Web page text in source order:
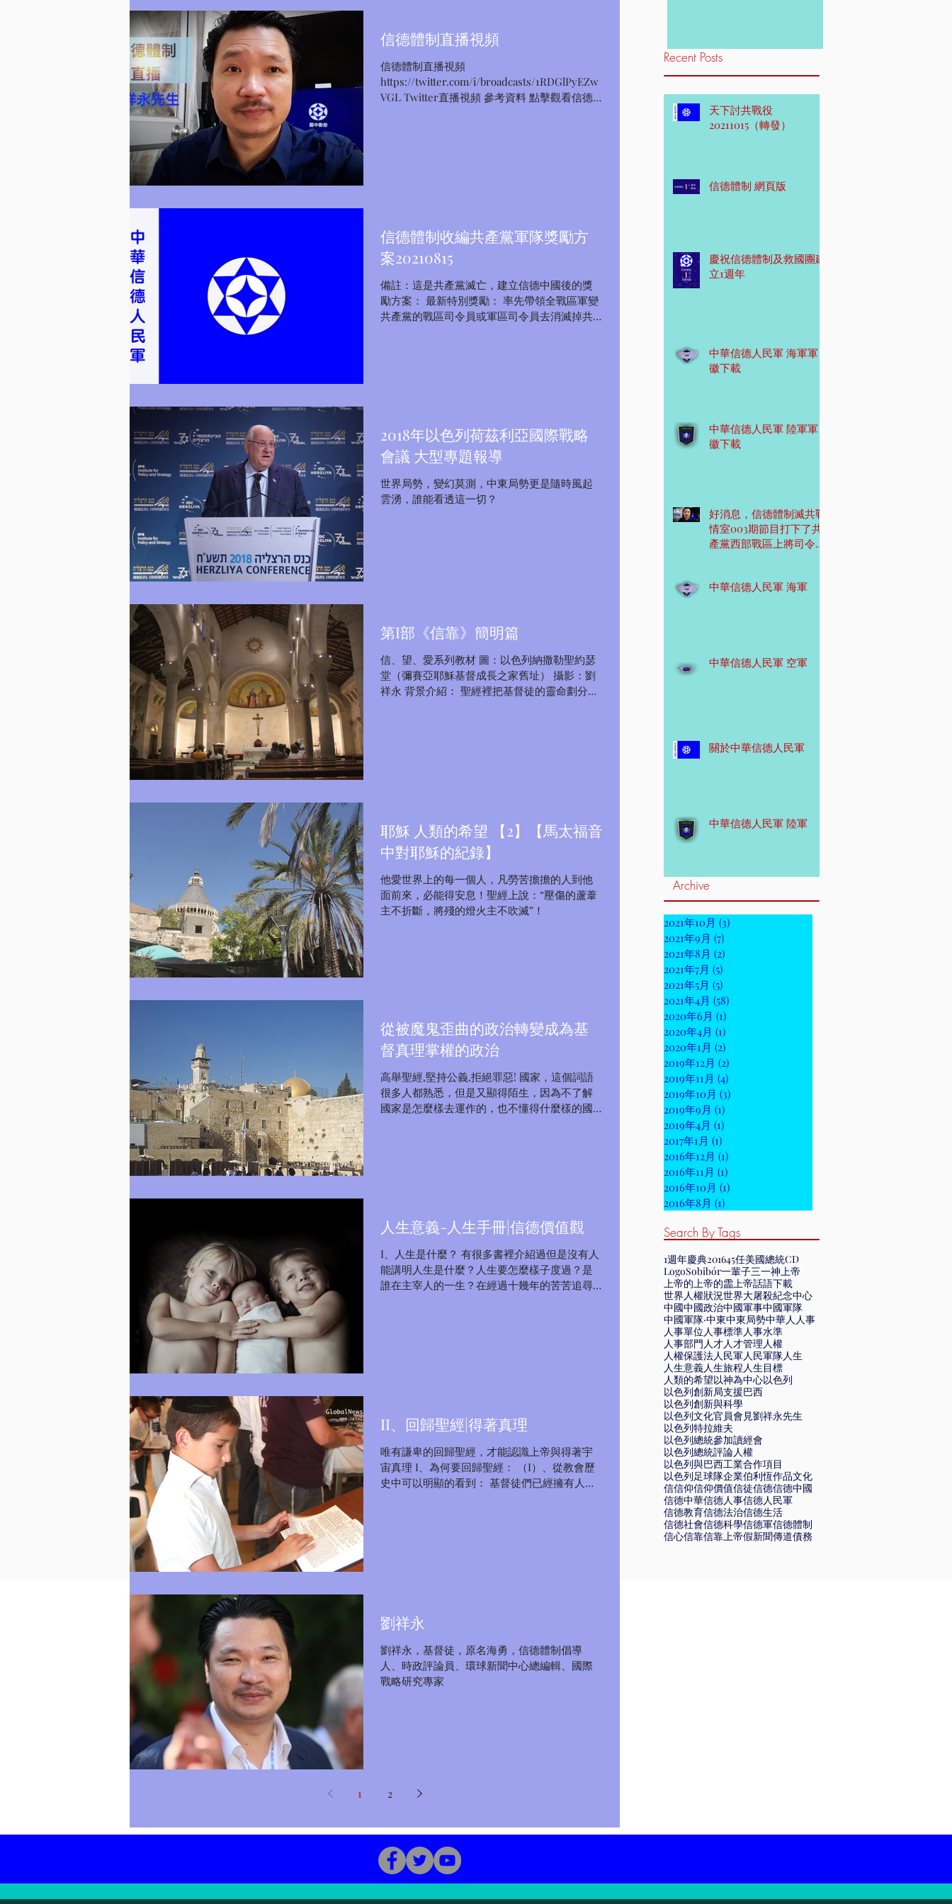
Recent Posts
天下討共戰役
20211015（轉發）
信德體制 網頁版
慶祝信德體制及救國團建
立1週年
中華信德人民軍 海軍軍
徽下載
中華信德人民軍 陸軍軍
徽下載
好消息，信德體制滅共戰
情室003期節目打下了共
產黨西部戰區上將司令
中華信德人民軍 海軍
中華信德人民軍 空軍
關於中華信德人民軍
中華信德人民軍 陸軍
Archive
2021年10月 (3)
2021年9月 (7)
2021年8月 (2)
2021年7月 (5)
2021年5月 (5)
2021年4月 (58)
2020年6月 (1)
2020年4月 (1)
2020年1月 (2)
2019年12月 (2)
2019年11月 (4)
2019年10月 (3)
2019年9月 (1)
2019年4月 (1)
2017年1月 (1)
2016年12月 (1)
2016年11月 (1)
2016年10月 (1)
2016年8月 (1)
Search By Tags
1週年慶典201645任美國總統CD
LogoSobibór一輩子三一神 上帝
上帝的 上帝的霝 上帝話語下載
世界人權狀況世界大屠殺紀念中心
中國中國政治中國軍事中國軍隊
中國軍隊·中東中東局勢中華人 人事
人事單位 人事標準人事水準
人事部門 人才人才管理 人權
人權保護法人民軍人民軍隊人生
人生意義人生旅程 人生目標
人類的希望以神為中心以色列
以色列創新局支援巴西
以色列創新與科學
以色列文化官員會見劉祥永先生
以色列特拉維夫
以色列總統參加讀經會
以色列總統評論人權
以色列與巴西工業合作項目
以色列足球隊企業伯利恆作品文化
信信仰信仰價值信徒信德信德中國
信德中華信德人事信德人民軍
信德教育信德法治信德生活
信德社會信德科學信德軍信德體制
信心信靠信靠上帝假新聞傳道債務
信德體制直播視頻
信德體制直播視頻
https://twitter.com/i/broadcasts/1RDGlPyEZw
VGL Twitter直播視頻 參考資料 點擊觀看信德
信德體制收編共產黨軍隊獎勵方
案20210815
備註：這是共產黨滅亡，建立信德中國後的獎
勵方案： 最新特別獎勵： 率先帶領全戰區軍變
共產黨的戰區司令員或軍區司令員去消滅掉共
2018年以色列荷茲利亞國際戰略
會議 大型專題報導
世界局勢，變幻莫測，中東局勢更是隨時風起
雲湧，誰能看透這一切？
第I部《信靠》簡明篇
信、望、愛系列教材 圖：以色列納撒勒聖約瑟
堂（彌賽亞耶穌基督成長之家舊址） 攝影：劉
祥永 背景介紹： 聖經裡把基督徒的靈命劃分為
耶穌 人類的希望 【2】【馬太福音
中對耶穌的紀錄】
他愛世界上的每一個人，凡勞苦擔擔的人到他
面前來，必能得安息！聖經上說：“壓傷的蘆葦
主不折斷，將殘的燈火主不吹滅”！
從被魔鬼歪曲的政治轉變成為基
督真理掌權的政治
高舉聖經,堅持公義,拒絕罪惡! 國家，這個詞語
很多人都熟悉，但是又顯得陌生，因為不了解
國家是怎麼樣去運作的，也不懂得什麼樣的國
人生意義-人生手冊|信德價值觀
I、人生是什麼？ 有很多書裡介紹過但是沒有人
能講明人生是什麼？人生要怎麼樣子度過？是
誰在主宰人的一生？在經過十幾年的苦苦追尋
II、回歸聖經|得著真理
唯有謙卑的回歸聖經，才能認識上帝與得著宇
宙真理 I、為何要回歸聖經： （I）、從教會歷
史中可以明顯的看到： 基督徒們已經擁有人間
劉祥永
劉祥永，基督徒，原名海勇，信德體制倡導
人、時政評論員、環球新聞中心總編輯、國際
戰略研究專家
1 2